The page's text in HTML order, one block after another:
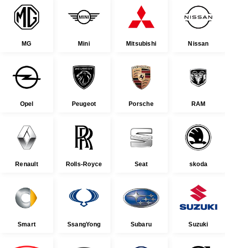
MG Mini Mitsubishi Nissan
Opel Peugeot Porsche RAM
Renault Rolls-Royce Seat skoda
Smart SsangYong Subaru Suzuki